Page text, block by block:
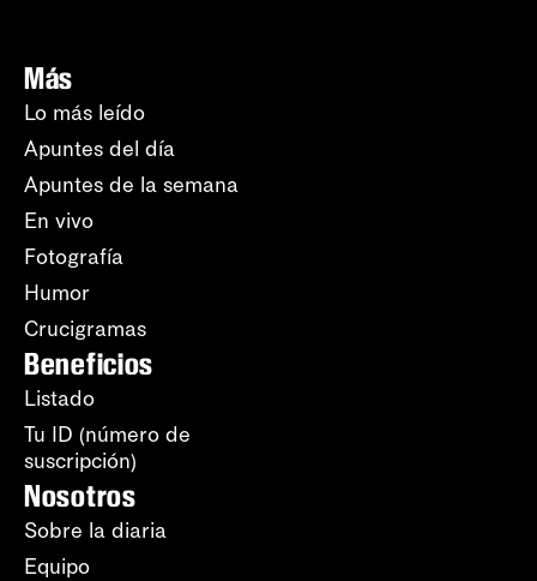
Más
Lo más leído
Apuntes del día
Apuntes de la semana
En vivo
Fotografía
Humor
Crucigramas
Beneficios
Listado
Tu ID (número de
suscripción)
Nosotros
Sobre la diaria
Equipo